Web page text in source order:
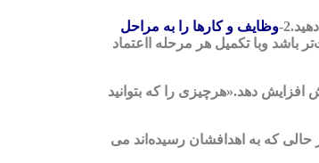
2- وظایف و کارها را به مراحل
باشد وبا تکمیل هر مرحله ااعتماد
افزایش دهد.«هرچیزی را که بتوانید
حالی که به اهدافشان رسیده‌اند می